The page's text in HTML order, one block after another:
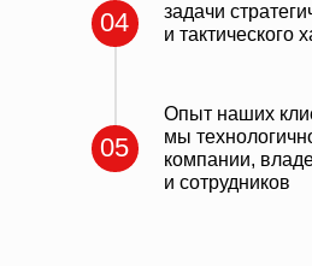
задачи
и тактического
04
Опыт наших
мы
компании,
и сотрудников
05